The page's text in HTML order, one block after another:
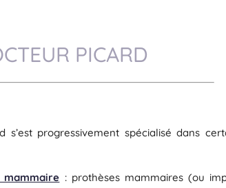
PICARD
progressivement spécialisé dans
: prothèses mammaires (ou